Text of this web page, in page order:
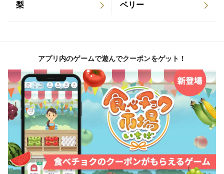
梨 ベリー
アプリ内のゲームで遊んでクーポンをゲット！